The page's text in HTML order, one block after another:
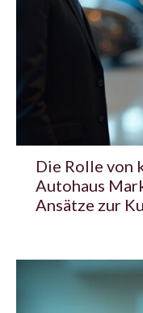
Die Rolle von
Autohaus
Ansätze zur